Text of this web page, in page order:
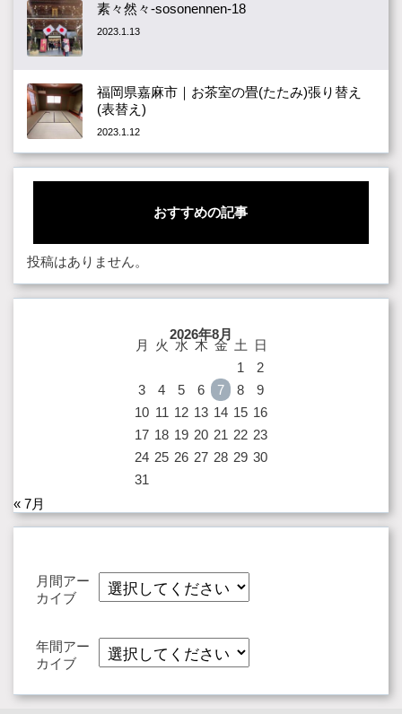
素々然々-sosonennen-18
2023.1.13
福岡県嘉麻市｜お茶室の畳(たたみ)張り替え
(表替え)
2023.1.12
おすすめの記事
投稿はありません。
2026年8月
月 火 水 木 金 土
日
1
2
3
4 5 6 7 8
9
10 11 12 13 14 15 16
17 18 19 20 21 22 23
24 25 26 27 28 29 30
31
« 7月
月間アー
カイブ
年間アー
カイブ